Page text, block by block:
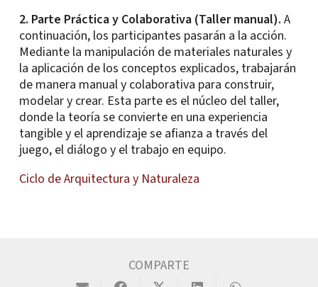
2. Parte Práctica y Colaborativa (Taller manual). A
continuación, los participantes pasarán a la acción.
Mediante la manipulación de materiales naturales y
la aplicación de los conceptos explicados, trabajarán
de manera manual y colaborativa para construir,
modelar y crear. Esta parte es el núcleo del taller,
donde la teoría se convierte en una experiencia
tangible y el aprendizaje se afianza a través del
juego, el diálogo y el trabajo en equipo.
Ciclo de Arquitectura y Naturaleza
COMPARTE